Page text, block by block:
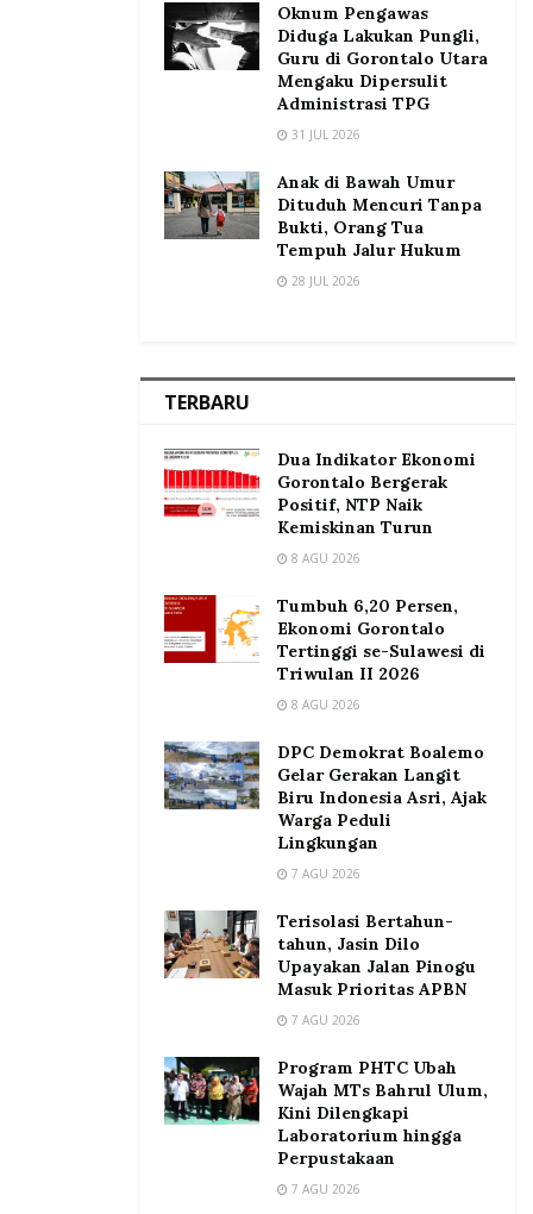
Oknum Pengawas
Diduga Lakukan Pungli,
Guru di Gorontalo Utara
Mengaku Dipersulit
Administrasi TPG
31 JUL 2026
Anak di Bawah Umur
Dituduh Mencuri Tanpa
Bukti, Orang Tua
Tempuh Jalur Hukum
28 JUL 2026
TERBARU
Dua Indikator Ekonomi
Gorontalo Bergerak
Positif, NTP Naik
Kemiskinan Turun
8 AGU 2026
Tumbuh 6,20 Persen,
Ekonomi Gorontalo
Tertinggi se-Sulawesi di
Triwulan II 2026
8 AGU 2026
DPC Demokrat Boalemo
Gelar Gerakan Langit
Biru Indonesia Asri, Ajak
Warga Peduli
Lingkungan
7 AGU 2026
Terisolasi Bertahun-
tahun, Jasin Dilo
Upayakan Jalan Pinogu
Masuk Prioritas APBN
7 AGU 2026
Program PHTC Ubah
Wajah MTs Bahrul Ulum,
Kini Dilengkapi
Laboratorium hingga
Perpustakaan
7 AGU 2026